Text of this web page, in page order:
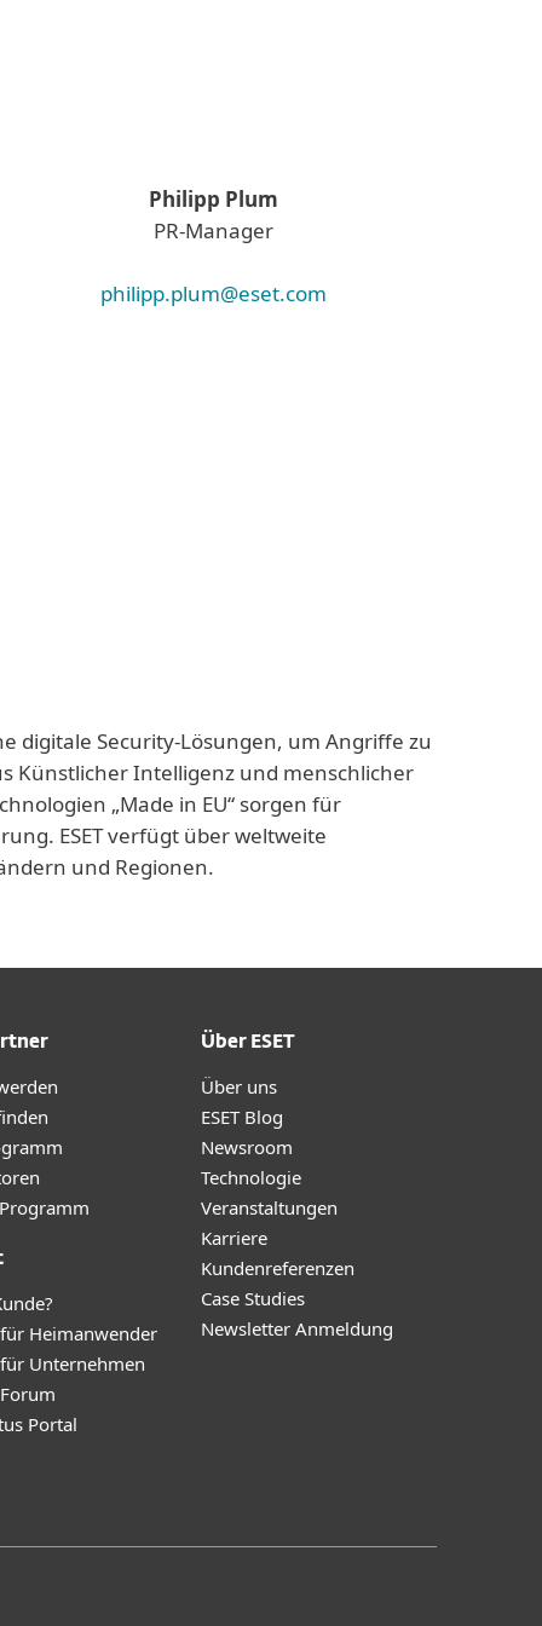
Philipp Plum
PR-Manager
philipp.plum@eset.com
digitale Security-Lösungen, um Angriffe zu
Künstlicher Intelligenz und menschlicher
„Made in EU“ sorgen für
ESET verfügt über weltweite
und Regionen.
Heimanwender
Unternehmen
Portal
Über ESET
Über uns
ESET Blog
Newsroom
Technologie
Veranstaltungen
Karriere
Kundenreferenzen
Case Studies
Newsletter Anmeldung